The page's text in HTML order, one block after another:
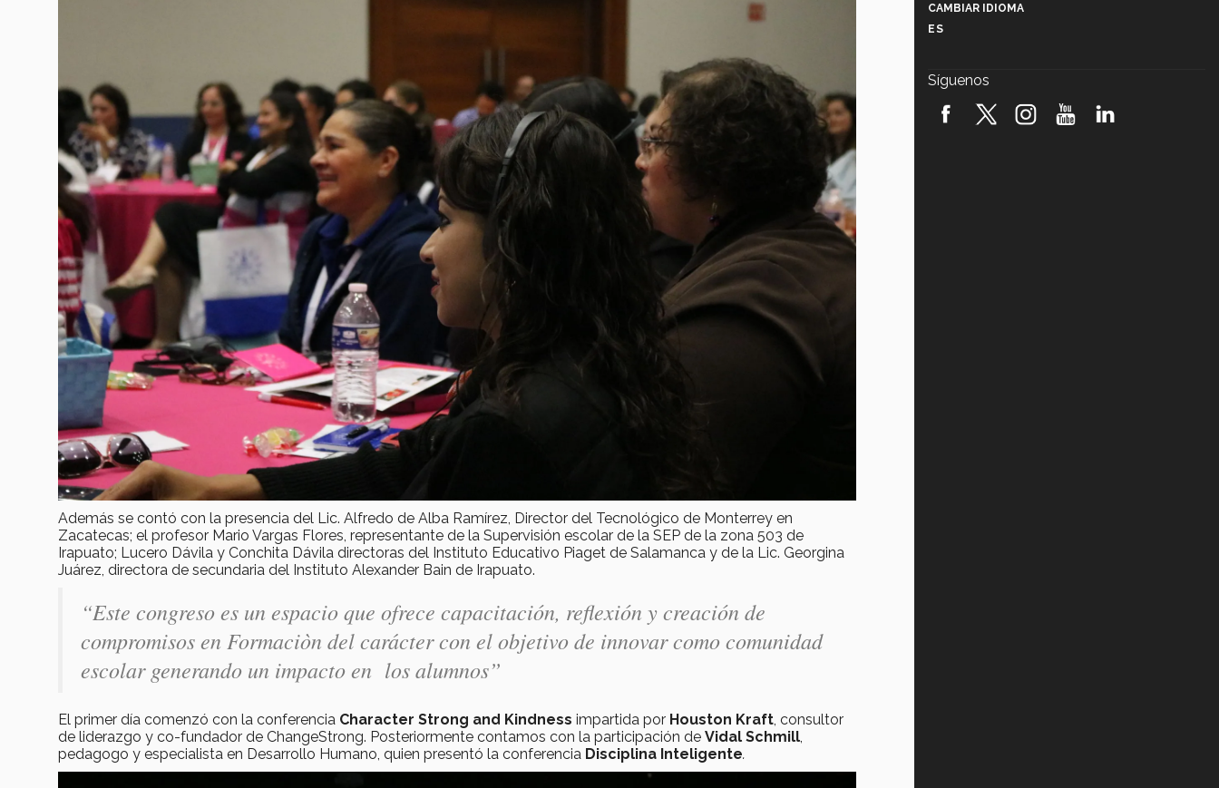
Además se contó con la presencia del Lic. Alfredo de Alba Ramírez, Director del Tecnológico de Monterrey en
Zacatecas; el profesor Mario Vargas Flores, representante de la Supervisión escolar de la SEP de la zona 503 de
Irapuato; Lucero Dávila y Conchita Dávila directoras del Instituto Educativo Piaget de Salamanca y de la Lic. Georgina
Juárez, directora de secundaria del Instituto Alexander Bain de Irapuato.
“Este congreso es un espacio que ofrece capacitación, reflexión y creación de
compromisos en Formaciòn del carácter con el objetivo de innovar como comunidad
escolar generando un impacto en los alumnos”
El primer día comenzó con la conferencia Character Strong and Kindness impartida por Houston Kraft, consultor
de liderazgo y co-fundador de ChangeStrong. Posteriormente contamos con la participación de Vidal Schmill,
pedagogo y especialista en Desarrollo Humano, quien presentó la conferencia Disciplina Inteligente.
robótica FIRST 2026! (video)
CAMBIAR IDIOMA
ES
Síguenos